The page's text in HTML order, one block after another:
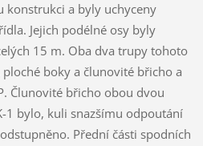
konstrukci a byly uchyceny
Jejich podélné osy byly
15 m. Oba dva trupy tohoto
boky a člunovité břicho a
Člunovité břicho obou dvou
bylo, kuli snazšímu odpoutání
Přední části spodních